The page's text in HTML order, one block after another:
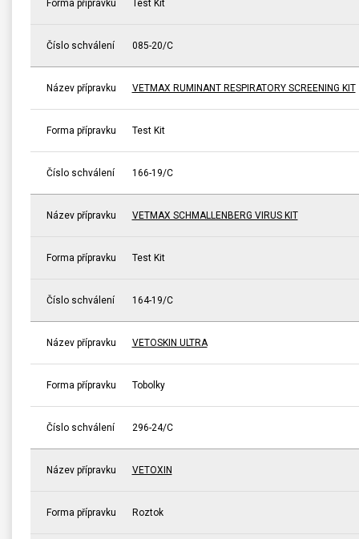
Forma přípravku Test Kit
Číslo schválení 085-20/C
Název přípravku VETMAX RUMINANT RESPIRATORY SCREENING KIT
Forma přípravku Test Kit
Číslo schválení 166-19/C
Název přípravku VETMAX SCHMALLENBERG VIRUS KIT
Forma přípravku Test Kit
Číslo schválení 164-19/C
Název přípravku VETOSKIN ULTRA
Forma přípravku Tobolky
Číslo schválení 296-24/C
Název přípravku VETOXIN
Forma přípravku Roztok